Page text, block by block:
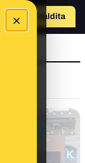
×
Hazte Maldita